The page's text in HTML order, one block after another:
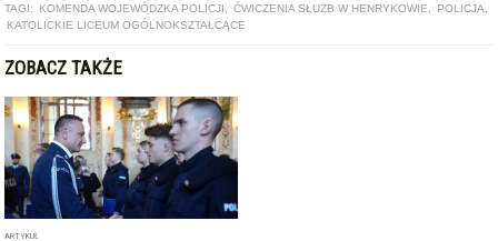
TAGI: KOMENDA WOJEWÓDZKA POLICJI ĆWICZENIA SŁUŻB W HENRYKOWIE POLICJA
KATOLICKIE LICEUM OGÓLNOKSZTAŁCĄCE
ZOBACZ TAKŻE
ARTYKUŁ